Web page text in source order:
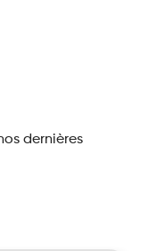
dernières